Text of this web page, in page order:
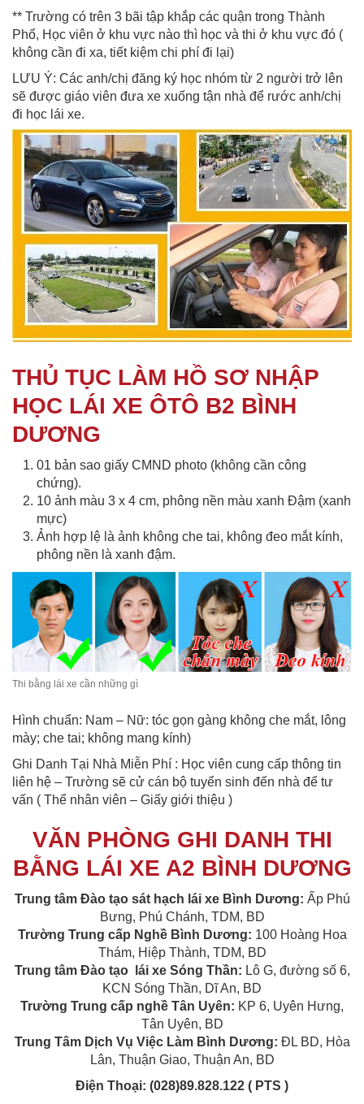
** Trường có trên 3 bãi tập khắp các quận trong Thành
Phố, Học viên ở khu vực nào thì học và thi ở khu vực đó (
không cần đi xa, tiết kiệm chi phí đi lại)
LƯU Ý: Các anh/chị đăng ký học nhóm từ 2 người trở lên
sẽ được giáo viên đưa xe xuống tận nhà để rước anh/chị
đi học lái xe.
THỦ TỤC LÀM HỒ SƠ NHẬP
HỌC LÁI XE ÔTÔ B2 BÌNH
DƯƠNG
01 bản sao giấy CMND photo (không cần công
chứng).
10 ảnh màu 3 x 4 cm, phông nền màu xanh Đậm (xanh
mực)
Ảnh hợp lệ là ảnh không che tai, không đeo mắt kính,
phông nền là xanh đậm.
Thi bằng lái xe cần những gì
Hình chuẩn: Nam – Nữ: tóc gọn gàng không che mắt, lông
mày; che tai; không mang kính)
Ghi Danh Tại Nhà Miễn Phí : Học viên cung cấp thông tin
liên hệ – Trường sẽ cử cán bộ tuyển sinh đến nhà để tư
vấn ( Thể nhân viên – Giấy giới thiệu )
VĂN PHÒNG GHI DANH THI
BẰNG LÁI XE A2 BÌNH DƯƠNG
Trung tâm Đào tạo sát hạch lái xe Bình Dương: Ấp Phú
Bưng, Phú Chánh, TDM, BD
Trường Trung cấp Nghề Bình Dương: 100 Hoàng Hoa
Thám, Hiệp Thành, TDM, BD
Trung tâm Đào tạo lái xe Sóng Thần: Lô G, đường số 6,
KCN Sóng Thần, Dĩ An, BD
Trường Trung cấp nghề Tân Uyên: KP 6, Uyên Hưng,
Tân Uyên, BD
Trung Tâm Dịch Vụ Việc Làm Bình Dương: ĐL BD, Hòa
Lân, Thuận Giao, Thuận An, BD
Điện Thoại: (028)89.828.122 ( PTS )